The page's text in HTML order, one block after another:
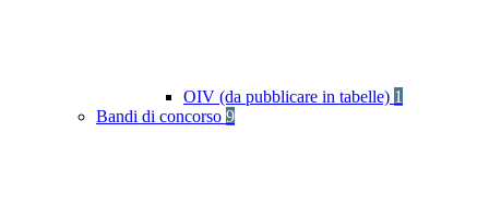
OIV (da pubblicare in tabelle) 1
Bandi di concorso 9